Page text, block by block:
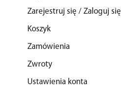
Zarejestruj się / Zaloguj się
Koszyk
Zamówienia
Zwroty
Ustawienia konta